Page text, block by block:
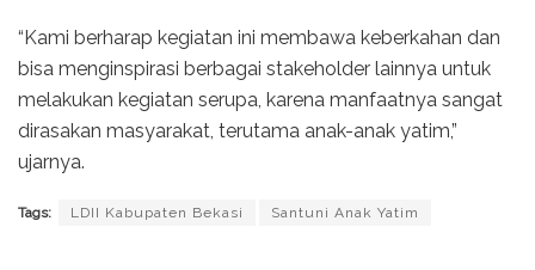
“Kami berharap kegiatan ini membawa keberkahan dan
bisa menginspirasi berbagai stakeholder lainnya untuk
melakukan kegiatan serupa, karena manfaatnya sangat
dirasakan masyarakat, terutama anak-anak yatim,”
ujarnya.
Tags: LDII Kabupaten Bekasi Santuni Anak Yatim